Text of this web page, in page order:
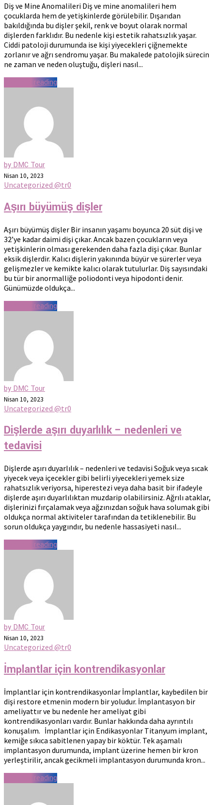
Diş ve Mine Anomalileri Diş ve mine anomalileri hem
çocuklarda hem de yetişkinlerde görülebilir. Dışarıdan
bakıldığında bu dişler şekil, renk ve boyut olarak normal
dişlerden farklıdır. Bu nedenle kişi estetik rahatsızlık yaşar.
Ciddi patoloji durumunda ise kişi yiyecekleri çiğnemekte
zorlanır ve ağrı sendromu yaşar. Bu makalede patolojik sürecin
ne zaman ve neden oluştuğu, dişleri nasıl...
Continue reading
by DMC Tour
Nisan 10, 2023
Uncategorized @tr0
Aşırı büyümüş dişler
Aşırı büyümüş dişler Bir insanın yaşamı boyunca 20 süt dişi ve
32’ye kadar daimi dişi çıkar. Ancak bazen çocukların veya
yetişkinlerin olması gerekenden daha fazla dişi çıkar. Bunlar
eksik dişlerdir. Kalıcı dişlerin yakınında büyür ve sürerler veya
gelişmezler ve kemikte kalıcı olarak tutulurlar. Diş sayısındaki
bu tür bir anormalliğe poliodonti veya hipodonti denir.
Günümüzde oldukça...
Continue reading
by DMC Tour
Nisan 10, 2023
Uncategorized @tr0
Dişlerde aşırı duyarlılık – nedenleri ve
tedavisi
Dişlerde aşırı duyarlılık – nedenleri ve tedavisi Soğuk veya sıcak
yiyecek veya içecekler gibi belirli yiyecekleri yemek size
rahatsızlık veriyorsa, hiperestezi veya daha basit bir ifadeyle
dişlerde aşırı duyarlılıktan muzdarip olabilirsiniz. Ağrılı ataklar,
dişlerinizi fırçalamak veya ağzınızdan soğuk hava solumak gibi
oldukça normal aktiviteler tarafından da tetiklenebilir. Bu
sorun oldukça yaygındır, bu nedenle hassasiyeti nasıl...
Continue reading
by DMC Tour
Nisan 10, 2023
Uncategorized @tr0
İmplantlar için kontrendikasyonlar
İmplantlar için kontrendikasyonlar İmplantlar, kaybedilen bir
dişi restore etmenin modern bir yoludur. İmplantasyon bir
ameliyattır ve bu nedenle her ameliyat gibi
kontrendikasyonları vardır. Bunlar hakkında daha ayrıntılı
konuşalım. İmplantlar için Endikasyonlar Titanyum implant,
kemiğe sıkıca sabitlenen yapay bir köktür. Tek aşamalı
implantasyon durumunda, implant üzerine hemen bir kron
yerleştirilir, ancak gecikmeli implantasyon durumunda kron...
Continue reading